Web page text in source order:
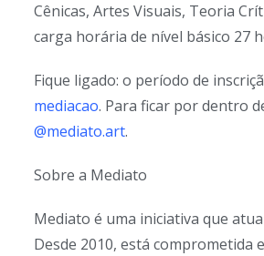
Cênicas, Artes Visuais, Teoria
carga horária de nível básico 27
Fique ligado: o período de
mediacao. Para ficar por dentro
@mediato.art.
Sobre a Mediato
Mediato é uma iniciativa que
Desde 2010, está